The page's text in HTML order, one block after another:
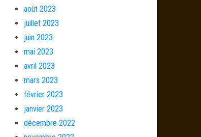
août 2023
juillet 2023
juin 2023
mai 2023
avril 2023
mars 2023
février 2023
janvier 2023
décembre 2022